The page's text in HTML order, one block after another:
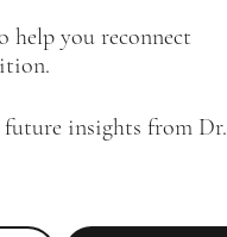
help you reconnect
future insights from Dr.